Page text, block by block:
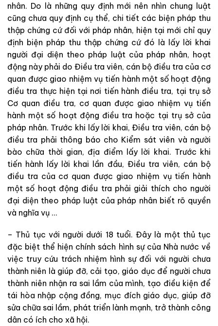
nhân. Do là những quy định mới nên nhìn chung luật
cũng chưa quy định cụ thể, chi tiết các biện pháp thu
thập chứng cứ đối với pháp nhân, hiện tại mới chỉ quy
định biện pháp thu thập chứng cứ đó là lấy lời khai
người đại diện theo pháp luật của pháp nhân, hoạt
động này phải do Điều tra viên, cán bộ điều tra của cơ
quan được giao nhiệmvụ tiến hành một số hoạt động
điều tra thực hiện tại nơi tiến hành điều tra, tại trụ sở
Cơ quan điều tra, cơ quan được giao nhiệm vụ tiến
hành một số hoạt động điều tra hoặc tại trụ sở của
pháp nhân. Trước khi lấy lời khai,Điều tra viên, cán bộ
điều tra phải thông báo cho Kiểm sátviên và người
bào chữa thời gian, địa điểm lấy lời khai. Trước khi
tiến hành lấy lời khai lần đầu, Điều tra viên, cán bộ
điều tra của cơ quan được giao nhiệm vụ tiến hành
một số hoạt động điều tra phải giải thích cho người
đại diện theo pháp luật của pháp nhân biết rõ quyền
và nghĩa vụ …
– Thủ tục với người dưới 18 tuổi. Đây là một thủ tục
đặc biệt thể hiện chính sách hình sự của Nhà nướcvề
việc truy cứu trách nhiệm hình sự đối với người chưa
thành niên là giúp đỡ, cải tạo, giáo dục để người chưa
thành niên nhận ra sai lầm của mình, tạo điều kiện để
tái hòa nhập cộng đồng, mục đích giáo dục, giúp đỡ
sửa chữa sai lầm, phát triển lành mạnh, trở thành công
dân có ích cho xã hội.